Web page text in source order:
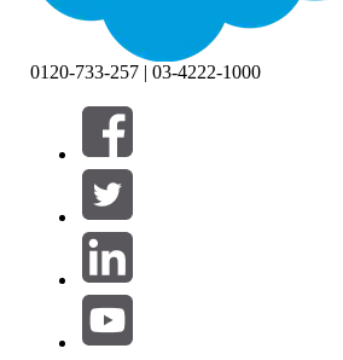
絞り込み条件 (0)
絞り込み条件を選択
製品エリア
0120-733-257 | 03-4222-1000